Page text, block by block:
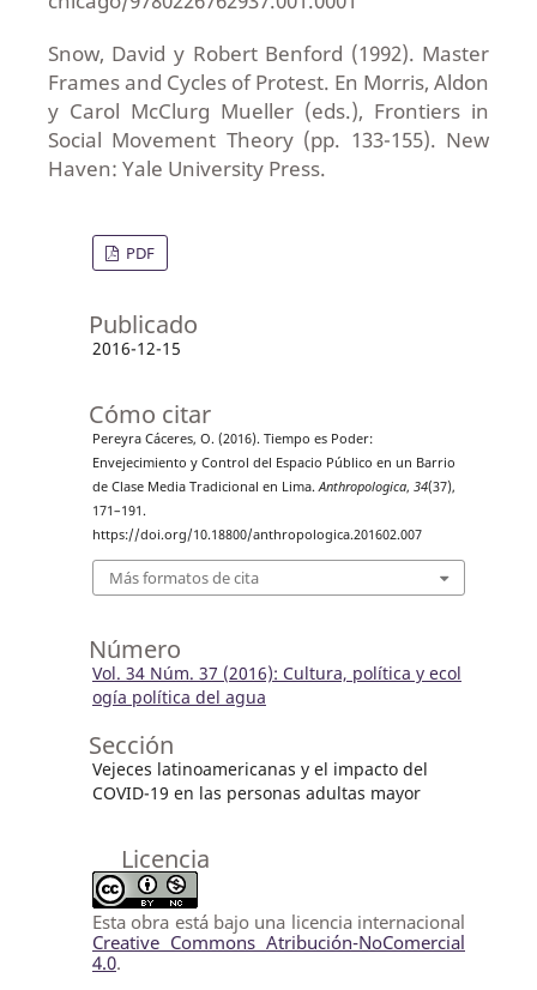
Snow, David y Robert Benford (1992). Master
Frames and Cycles of Protest. En Morris, Aldon
y Carol McClurg Mueller (eds.), Frontiers in
Social Movement Theory (pp. 133-155). New
Haven: Yale University Press.
PDF
Publicado
2016-12-15
Cómo citar
Pereyra Cáceres, O. (2016). Tiempo es Poder:
Envejecimiento y Control del Espacio Público en un Barrio
de Clase Media Tradicional en Lima.Anthropologica, 34(37),
171–191.
https://doi.org/10.18800/anthropologica.201602.007
Más formatos de cita
Número
Vol. 34 Núm. 37 (2016): Cultura, política y ecol
ogía política del agua
Sección
Vejeces latinoamericanas y el impacto del
COVID-19 en las personas adultas mayor
Licencia
Esta obra está bajo una licencia internacional
Creative Commons Atribución-NoComercial
4.0.